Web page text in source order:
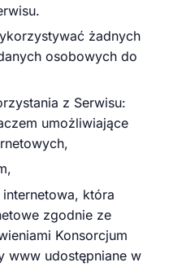
żadnych
osobowych do
z Serwisu:
umożliwiające
która
zgodnie ze
Konsorcjum
www udostępniane w